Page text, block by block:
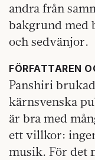
andra från
bakgrund med
och sedvänjor.
FÖRFATTAREN
Panshiri
kärnsvenska
är bra med
ett villkor:
musik. För det